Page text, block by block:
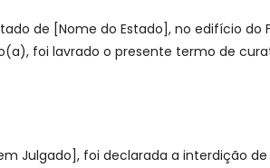
de [Nome do Estado], no edifício
foi lavrado o presente termo de
Julgado], foi declarada a interdição de